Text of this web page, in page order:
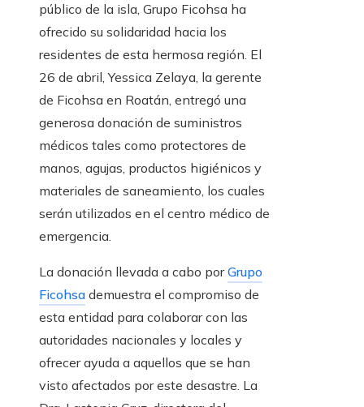
público de la isla, Grupo Ficohsa ha
ofrecido su solidaridad hacia los
residentes de esta hermosa región. El
26 de abril, Yessica Zelaya, la gerente
de Ficohsa en Roatán, entregó una
generosa donación de suministros
médicos tales como protectores de
manos, agujas, productos higiénicos y
materiales de saneamiento, los cuales
serán utilizados en el centro médico de
emergencia.
La donación llevada a cabo porGrupo
Ficohsa demuestra el compromiso de
esta entidad para colaborar con las
autoridades nacionales y locales y
ofrecer ayuda a aquellos que se han
visto afectados por este desastre. La